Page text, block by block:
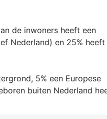
de inwoners heeft een
Nederland) en 25%
5% een Europese
buiten Nederland